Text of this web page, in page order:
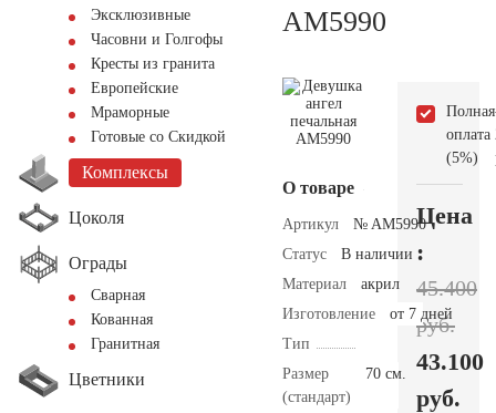
Эксклюзивные
Часовни и Голгофы
Кресты из гранита
Европейские
Мраморные
Готовые со Скидкой
Комплексы
Цоколя
Ограды
Сварная
Кованная
Гранитная
Цветники
AM5990
О товаре
Артикул
№ AM5990
Статус
В наличии
Материал
акрил
Изготовление
от 7 дней
Тип
Размер
(стандарт)
70 см.
Полная
оплата
(5%)
Цена
:
45.400
руб.
43.100
руб.